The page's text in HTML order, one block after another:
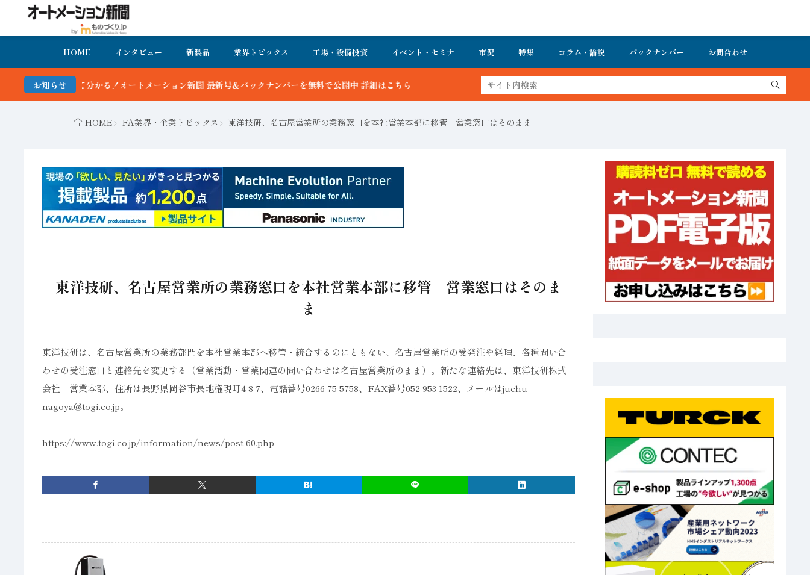
HOME インタビュー 新製品 業界トピックス 工場・設備投資 イベント・セミナ 市況 特集 コラム・論説 バックナンバー お問合わせ
お知らせ
ション新聞 最新号＆バックナンバーを無料で公開中 詳細はこちら
HOME FA業界・企業トピックス 東洋技研、名古屋営業所の業務窓口を本社営業本部に移管 営業窓口はそのまま
東洋技研、名古屋営業所の業務窓口を本社営業本部に移管 営業窓口はそのま
ま
東洋技研は、名古屋営業所の業務部門を本社営業本部へ移管・統合するのにともない、名古屋営業所の受発注や経理、各種問い合
わせの受注窓口と連絡先を変更する（営業活動・営業関連の問い合わせは名古屋営業所のまま）。新たな連絡先は、東洋技研株式
会社 営業本部、住所は長野県岡谷市長地権現町4-8-7、電話番号0266-75-5758、FAX番号052-953-1522、メールはjuchu-
nagoya@togi.co.jp。
https://www.togi.co.jp/information/news/post-60.php